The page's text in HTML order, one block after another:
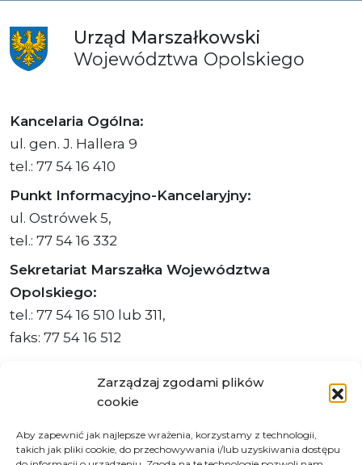
Zarządzaj zgodami plików
cookie
Aby zapewnić jak najlepsze wrażenia, korzystamy z technologii,
takich jak pliki cookie, do przechowywania i/lub uzyskiwania dostępu
Urząd Marszałkowski
Województwa Opolskiego
Kancelaria Ogólna:
ul. gen. J. Hallera 9
tel.: 77 54 16 410
Punkt Informacyjno-Kancelaryjny:
ul. Ostrówek 5,
tel.: 77 54 16 332
Sekretariat Marszałka Województwa
Opolskiego:
tel.: 77 54 16 510 lub 311,
faks: 77 54 16 512
Adres do e-Doręczeń
Urzędu: AE:PL-66703-73759-IGTUV-14